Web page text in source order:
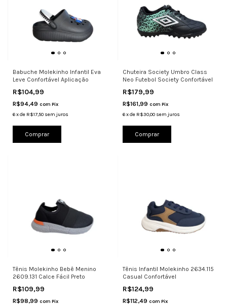
Babuche Molekinho Infantil Eva
Leve Confortável Aplicação
R$104,99
R$94,49 com Pix
6xde R$17,50 sem juros
Comprar
Chuteira Society Umbro Class
Neo Futebol Society Confortável
R$179,99
R$161,99 com Pix
6 xde R$30,00 sem juros
Comprar
Tênis Molekinho Bebê Menino
2609.131 Calce Fácil Preto
R$109,99
R$98,99 com Pix
Tênis Infantil Molekinho 2634.115
Casual Confortável
R$124,99
R$112,49 com Pix